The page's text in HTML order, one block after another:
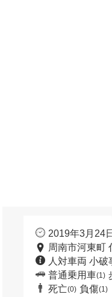
2019年3月24
周南市河東町
人対車両 小破
普通乗用車(1)
死亡(0) 負傷(1)